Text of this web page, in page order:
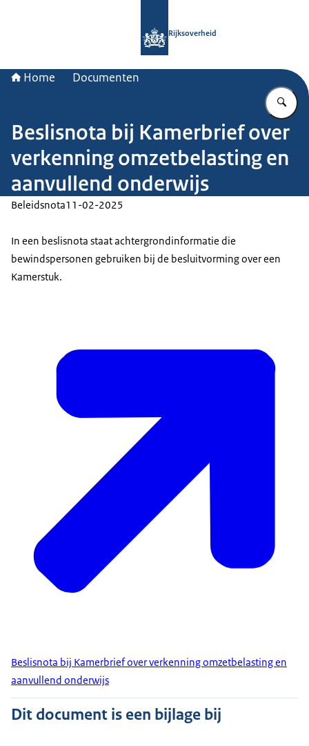
Rijksoverheid
Home Documenten
Beslisnota bij Kamerbrief over
verkenning omzetbelasting en
aanvullend onderwijs
Beleidsnota11-02-2025
In een beslisnota staat achtergrondinformatie die
bewindspersonen gebruiken bij de besluitvorming over een
Kamerstuk.
Beslisnota bij Kamerbrief over verkenning omzetbelasting en
aanvullend onderwijs
Dit document is een bijlage bij